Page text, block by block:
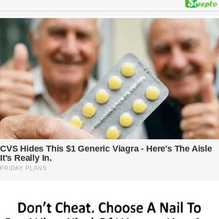
phải trả giá … Hà Nội, mùa thu năm 2018, cái lạnh len lỏi qua từng
khe cửa gỗ cũ kỹ. Trong một căn biệt thự sang trọng ở phố Tây Hồ,
Ngọc Anh ngồi lặng lẽ trên ghế sofa, tay đặt lên bụng – nơi hai sinh
linh bé bỏng đang lớn dần từng ngày. Cô chưa bao giờ nghĩ mình sẽ
phải sống trong sợ hãi khi mang thai, đặc biệt là sợ… chính chồng
mình. Trí – người chồng mà cô từng yêu đến mù quáng, đã không
còn là người đàn ông của ngày đầu. Thành đạt, quyền lực, nhưng
cũng dối trá và lạnh lùng. Gần đây, anh hay về muộn, thậm chí có
đêm không về. Và rồi, trong một bữa cơm tối vắng lặng, Trí ném
xuống bàn ly n...